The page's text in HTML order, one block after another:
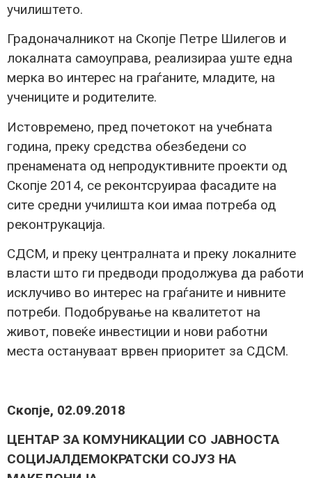
училиштето.
Градоначалникот на Скопје Петре Шилегов и
локалната самоуправа, реализираа уште една
мерка во интерес на граѓаните, младите, на
учениците и родителите.
Истовремено, пред почетокот на учебната
година, преку средства обезбедени со
пренамената од непродуктивните проекти од
Скопје 2014, се реконтсруираа фасадите на
сите средни училишта кои имаа потреба од
реконтрукација.
СДСМ, и преку централната и преку локалните
власти што ги предводи продолжува да работи
исклучиво во интерес на граѓаните и нивните
потреби. Подобрување на квалитетот на
живот, повеќе инвестиции и нови работни
места остануваат врвен приоритет за СДСМ.
Скопје, 02.09.2018
ЦЕНТАР ЗА КОМУНИКАЦИИ СО ЈАВНОСТА
СОЦИЈАЛДЕМОКРАТСКИ СОЈУЗ НА